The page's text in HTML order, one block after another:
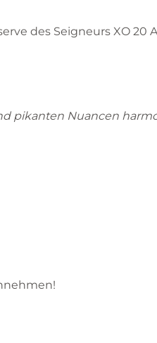
des Seigneurs XO 20
pikanten Nuancen